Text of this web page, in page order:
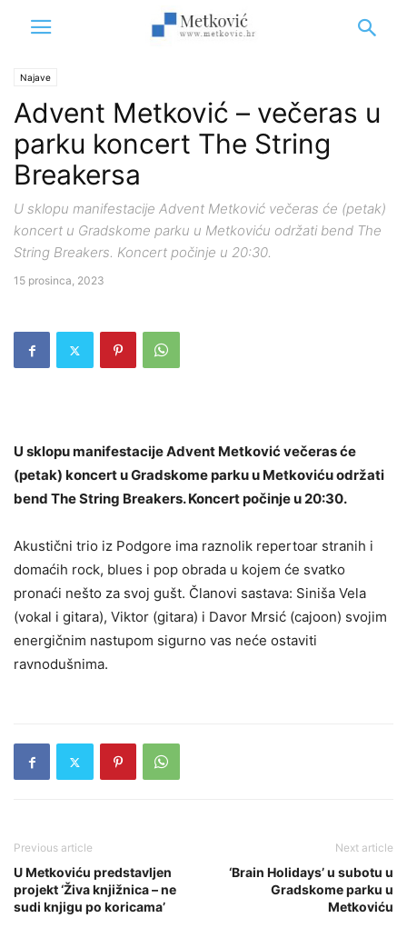
Najave
Advent Metković – večeras u
parku koncert The String
Breakersa
U sklopu manifestacije Advent Metković večeras će (petak)
koncert u Gradskome parku u Metkoviću održati bend The
String Breakers. Koncert počinje u 20:30.
15 prosinca, 2023
U sklopu manifestacije Advent Metković večeras će
(petak) koncert u Gradskome parku u Metkoviću održati
bend The String Breakers. Koncert počinje u 20:30.
Akustični trio iz Podgore ima raznolik repertoar stranih i
domaćih rock, blues i pop obrada u kojem će svatko
pronaći nešto za svoj gušt. Članovi sastava: Siniša Vela
(vokal i gitara), Viktor (gitara) i Davor Mrsić (cajoon) svojim
energičnim nastupom sigurno vas neće ostaviti
ravnodušnima.
Previous article
U Metkoviću predstavljen
projekt ‘Živa knjižnica – ne
sudi knjigu po koricama’
Next article
‘Brain Holidays’ u subotu u
Gradskome parku u
Metkoviću